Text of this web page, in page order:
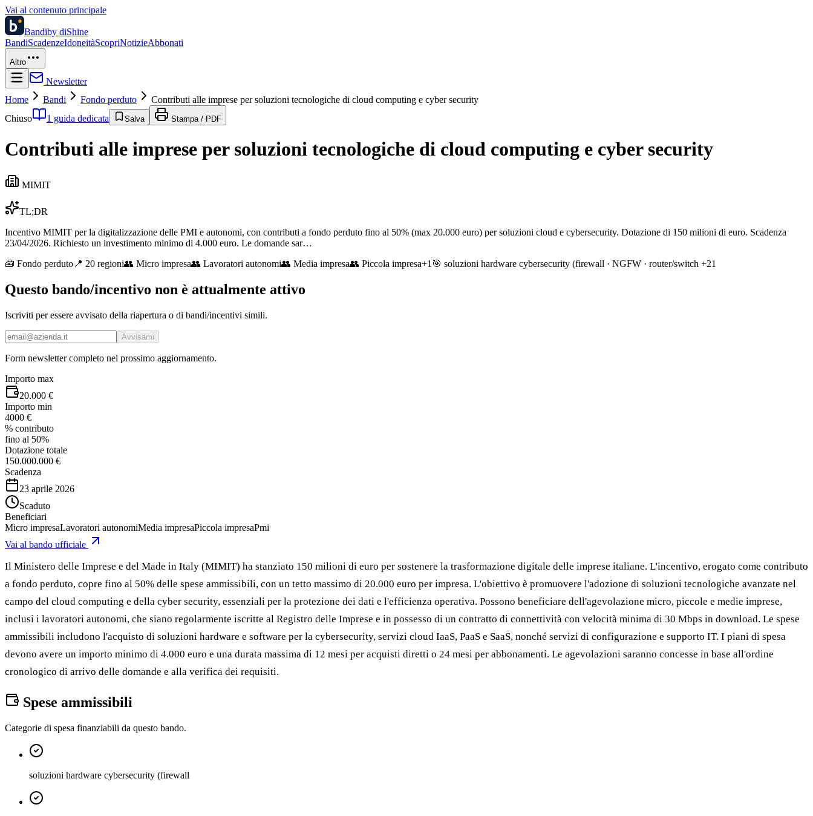
Vai al contenuto principale
Bandiby diShine
BandiScadenzeIdoneitàScopriNotizieAbbonati
Altro
Newsletter
Home
Bandi Fondo perduto
Contributi alle imprese per soluzioni tecnologiche di cloud computing e cyber security
Chiuso
1 guida dedicata Salva Stampa / PDF
Contributi alle imprese per soluzioni tecnologiche di cloud computing e cyber security
MIMIT
TL;DR
Incentivo MIMIT per la digitalizzazione delle PMI e autonomi, con contributi a fondo perduto fino al 50% (max 20.000 euro) per soluzioni cloud e cybersecurity. Dotazione di 150 milioni di euro. Scadenza
23/04/2026. Richiesto un investimento minimo di 4.000 euro. Le domande sar…
🧰 Fondo perduto 📍 20 regioni👥 Micro impresa👥 Lavoratori autonomi👥 Media impresa👥 Piccola impresa+1 🎯 soluzioni hardware cybersecurity (firewall · NGFW · router/switch +21
Questo bando/incentivo non è attualmente attivo
Iscriviti per essere avvisato della riapertura o di bandi/incentivi simili.
Avvisami
Form newsletter completo nel prossimo aggiornamento.
Importo max
20.000 €
Importo min
4000 €
% contributo
fino al 50%
Dotazione totale
150.000.000 €
Scadenza
23 aprile 2026
Scaduto
Beneficiari
Micro impresaLavoratori autonomiMedia impresaPiccola impresaPmi
Vai al bando ufficiale
Il Ministero delle Imprese e del Made in Italy (MIMIT) ha stanziato 150 milioni di euro per sostenere la trasformazione digitale delle imprese italiane. L'incentivo, erogato come contributo
a fondo perduto, copre fino al 50% delle spese ammissibili, con un tetto massimo di 20.000 euro per impresa. L'obiettivo è promuovere l'adozione di soluzioni tecnologiche avanzate nel
campo del cloud computing e della cyber security, essenziali per la protezione dei dati e l'efficienza operativa. Possono beneficiare dell'agevolazione micro, piccole e medie imprese,
inclusi i lavoratori autonomi, che siano regolarmente iscritte al Registro delle Imprese e in possesso di un contratto di connettività con velocità minima di 30 Mbps in download. Le spese
ammissibili includono l'acquisto di soluzioni hardware e software per la cybersecurity, servizi cloud IaaS, PaaS e SaaS, nonché servizi di configurazione e supporto IT. I piani di spesa
devono avere un importo minimo di 4.000 euro e una durata massima di 12 mesi per acquisti diretti o 24 mesi per abbonamenti. Le agevolazioni saranno concesse in base all'ordine
cronologico di arrivo delle domande e alla verifica dei requisiti.
Spese ammissibili
Categorie di spesa finanziabili da questo bando.
soluzioni hardware cybersecurity (firewall